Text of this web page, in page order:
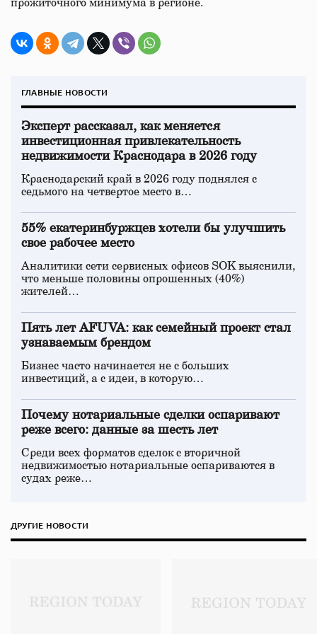
прожиточного минимума в регионе.
ГЛАВНЫЕ НОВОСТИ
Эксперт рассказал, как меняется
инвестиционная привлекательность
недвижимости Краснодара в 2026 году
Краснодарский край в 2026 году поднялся с
седьмого на четвертое место в…
55% екатеринбуржцев хотели бы улучшить
свое рабочее место
Аналитики сети сервисных офисов SOK выяснили,
что меньше половины опрошенных (40%)
жителей…
Пять лет AFUVA: как семейный проект стал
узнаваемым брендом
Бизнес часто начинается не с больших
инвестиций, а с идеи, в которую…
Почему нотариальные сделки оспаривают
реже всего: данные за шесть лет
Среди всех форматов сделок с вторичной
недвижимостью нотариальные оспариваются в
судах реже…
ДРУГИЕ НОВОСТИ